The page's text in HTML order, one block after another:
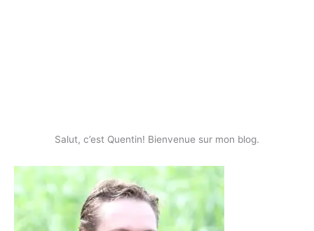
Salut, c’est Quentin! Bienvenue sur mon blog.